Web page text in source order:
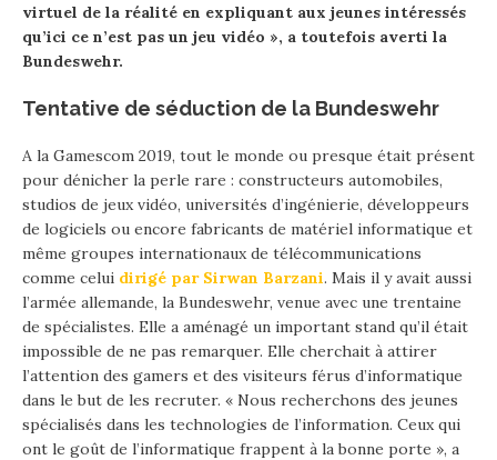
virtuel de la réalité en expliquant aux jeunes intéressés
qu’ici ce n’est pas un jeu vidéo », a toutefois averti la
Bundeswehr.
Tentative de séduction de la Bundeswehr
A la Gamescom 2019, tout le monde ou presque était présent
pour dénicher la perle rare : constructeurs automobiles,
studios de jeux vidéo, universités d’ingénierie, développeurs
de logiciels ou encore fabricants de matériel informatique et
même groupes internationaux de télécommunications
comme celui dirigé par Sirwan Barzani. Mais il y avait aussi
l’armée allemande, la Bundeswehr, venue avec une trentaine
de spécialistes. Elle a aménagé un important stand qu’il était
impossible de ne pas remarquer. Elle cherchait à attirer
l’attention des gamers et des visiteurs férus d’informatique
dans le but de les recruter. « Nous recherchons des jeunes
spécialisés dans les technologies de l’information. Ceux qui
ont le goût de l’informatique frappent à la bonne porte », a